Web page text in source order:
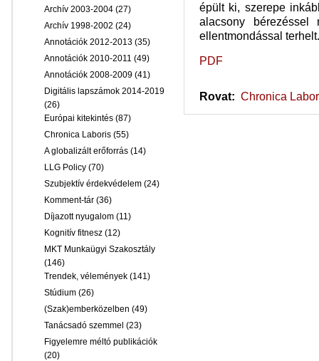
épült ki, szerepe
alacsony bérezéssel
ellentmondással terhelt.
PDF
Rovat: Chronica
Archív 2003-2004 (27)
Archív 1998-2002 (24)
Annotációk 2012-2013 (35)
Annotációk 2010-2011 (49)
Annotációk 2008-2009 (41)
Digitális lapszámok 2014-2019
(26)
Európai kitekintés (87)
Chronica Laboris (55)
A globalizált erőforrás (14)
LLG Policy (70)
Szubjektív érdekvédelem (24)
Komment-tár (36)
Díjazott nyugalom (11)
Kognitív fitnesz (12)
MKT Munkaügyi Szakosztály
(146)
Trendek, vélemények (141)
Stúdium (26)
(Szak)emberközelben (49)
Tanácsadó szemmel (23)
Figyelemre méltó publikációk
(20)